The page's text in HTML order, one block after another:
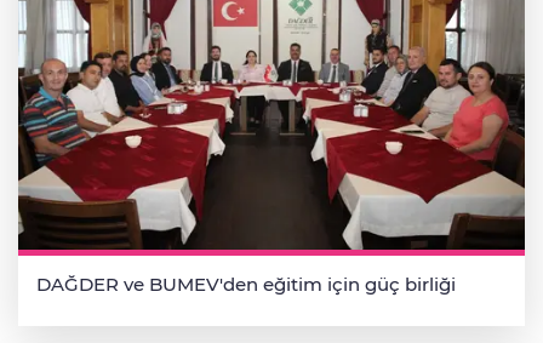
DAĞDER ve BUMEV'den eğitim için güç birliği